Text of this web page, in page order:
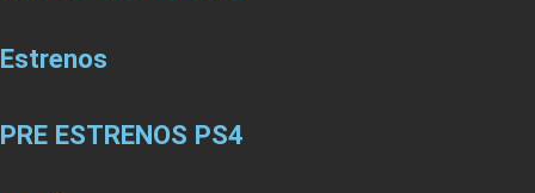
Estrenos
PRE ESTRENOS PS4